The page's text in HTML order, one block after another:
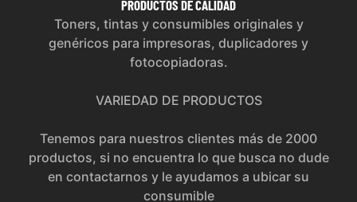
PRODUCTOS DE CALIDAD
Toners, tintas y consumibles originales y
genéricos para impresoras, duplicadores y
fotocopiadoras.
VARIEDAD DE PRODUCTOS
Tenemos para nuestros clientes más de 2000
productos, si no encuentra lo que busca no dude
en contactarnos y le ayudamos a ubicar su
consumible